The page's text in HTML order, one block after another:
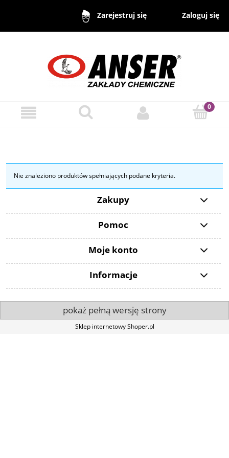
Zarejestruj się Zaloguj się
Nie znaleziono produktów spełniających podane kryteria.
Zakupy
Pomoc
Moje konto
Informacje
pokaż pełną wersję strony
Sklep internetowy Shoper.pl